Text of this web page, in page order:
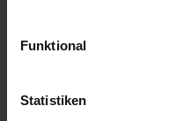
Funktional
Statistiken